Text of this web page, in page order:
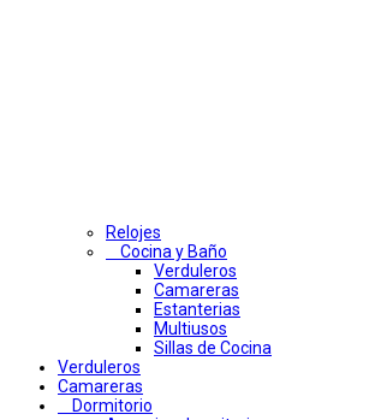
Relojes
Cocina y Baño
Verduleros
Camareras
Estanterias
Multiusos
Sillas de Cocina
Verduleros
Camareras
Dormitorio